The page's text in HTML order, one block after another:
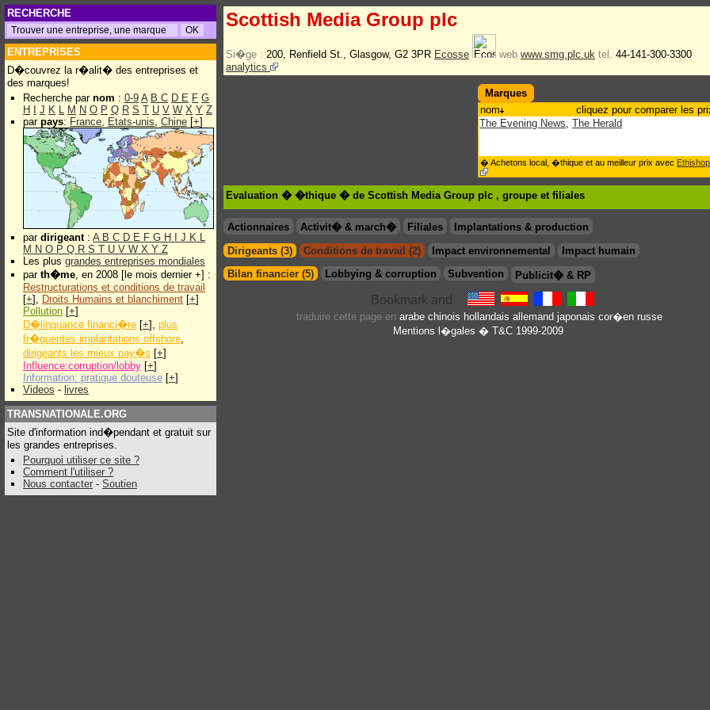
RECHERCHE
ENTREPRISES
D�couvrez la r�alit� des entreprises et
des marques!
Recherche par nom : 0-9 A B C D E F G
H
J K L M N O P Q R S T U V W X Y Z
par pays: France, Etats-unis, Chine [+]
par dirigeant: A B C D E F G H J K L
M N O P Q R S T U V W X Y Z
Les plus grandes entreprises mondiales
par th�me, en 2008 [le mois dernier +] :
Restructurations et conditions de travail
[+], Droits Humains et blanchiment [+]
Pollution [+]
D�linquance financi�re [+], plus
fr�quentes implantations offshore,
dirigeants les mieux pay�s [+]
Influence:corruption/lobby [+]
Information: pratique douteuse [+]
Videos - livres
TRANSNATIONALE.ORG
Site d'information ind�pendant et gratuit sur
les grandes entreprises.
Pourquoi utiliser ce site ?
Comment l'utiliser ?
Nous contacter - Soutien
Scottish Media Group plc
Si�ge : 200, Renfield St., Glasgow, G2 3PR Ecosse web www.smg.plc.uk tel. 44-141-300-3300
analytics
Marques
nom
cliquez pour comparer les
The Evening News, The Herald
� Achetons local, �thique et au meilleur prix avec Ethishop
Evaluation � �thique � de Scottish Media Group plc , groupe et filiales
Actionnaires Activit� & march� Filiales
Implantations & production
Dirigeants (3)
Conditions de travail (2) Impact environnemental
Impact humain
Bilan financier (5)
Lobbying & corruption Subvention Publicit� & RP
traduire cette page en arabe chinois hollandais allemand japonais cor�en russe
Mentions l�gales � T&C 1999-2009